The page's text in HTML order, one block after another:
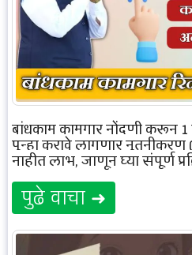
बांधकाम कामगार नोंदणी करून
पुन्हा करावे लागणार
नाहीत लाभ, जाणून घ्या संपूर्ण
पुढे वाचा ➜